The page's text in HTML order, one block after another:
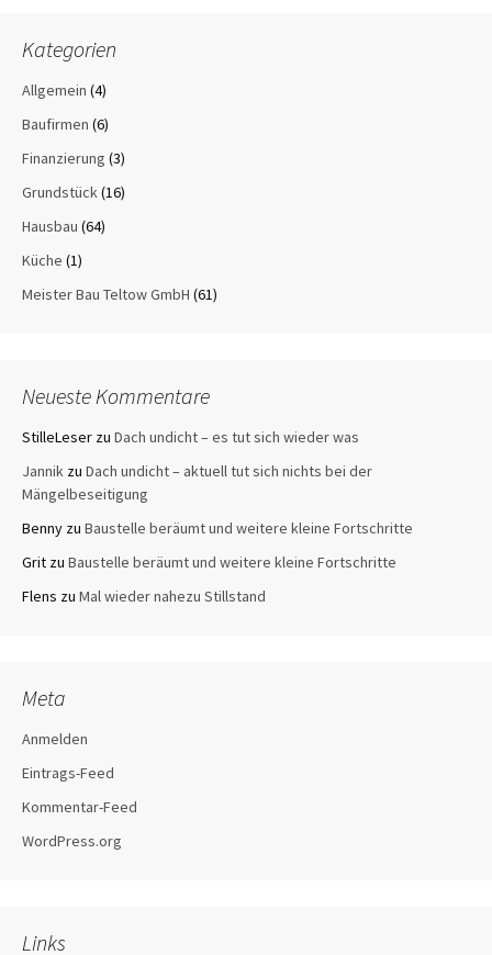
Kategorien
Allgemein (4)
Baufirmen (6)
Finanzierung (3)
Grundstück(16)
Hausbau (64)
Küche (1)
Meister Bau Teltow GmbH (61)
Neueste Kommentare
StilleLeser zu Dach undicht – es tut sich wieder was
Jannik zu Dach undicht – aktuell tut sich nichts bei der
Mängelbeseitigung
Benny zu Baustelle beräumt und weitere kleine Fortschritte
Grit zu Baustelle beräumt und weitere kleine Fortschritte
Flens zu Mal wieder nahezu Stillstand
Meta
Anmelden
Eintrags-Feed
Kommentar-Feed
WordPress.org
Links